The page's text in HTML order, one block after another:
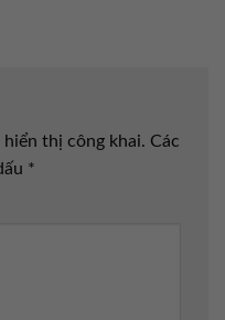
hiển thị công khai. Các
*